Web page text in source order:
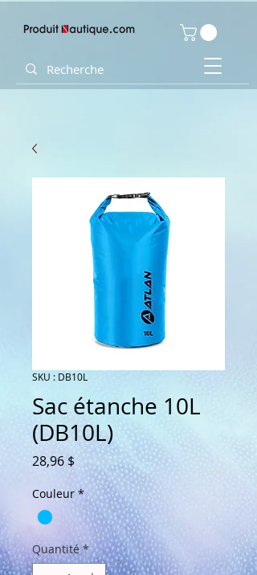
SKU : DB10L
Sac étanche 10L
(DB10L)
28,96 $ Prix
Couleur *
Quantité *